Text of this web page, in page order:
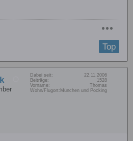
Top
Dabei seit:
22.11.2006
Beiträge:
1528
Vorname:
Thomas
Wohn/Flugort: München und Pocking